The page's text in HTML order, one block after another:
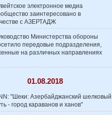
электронное медиа
заинтеpесовано в
с АЗЕРТАДЖ
Министерства обороны
передовые подразделения,
на различных направлениях
01.08.2018
"Шеки: Азербайджанский шелковый
- город караванов и ханов"